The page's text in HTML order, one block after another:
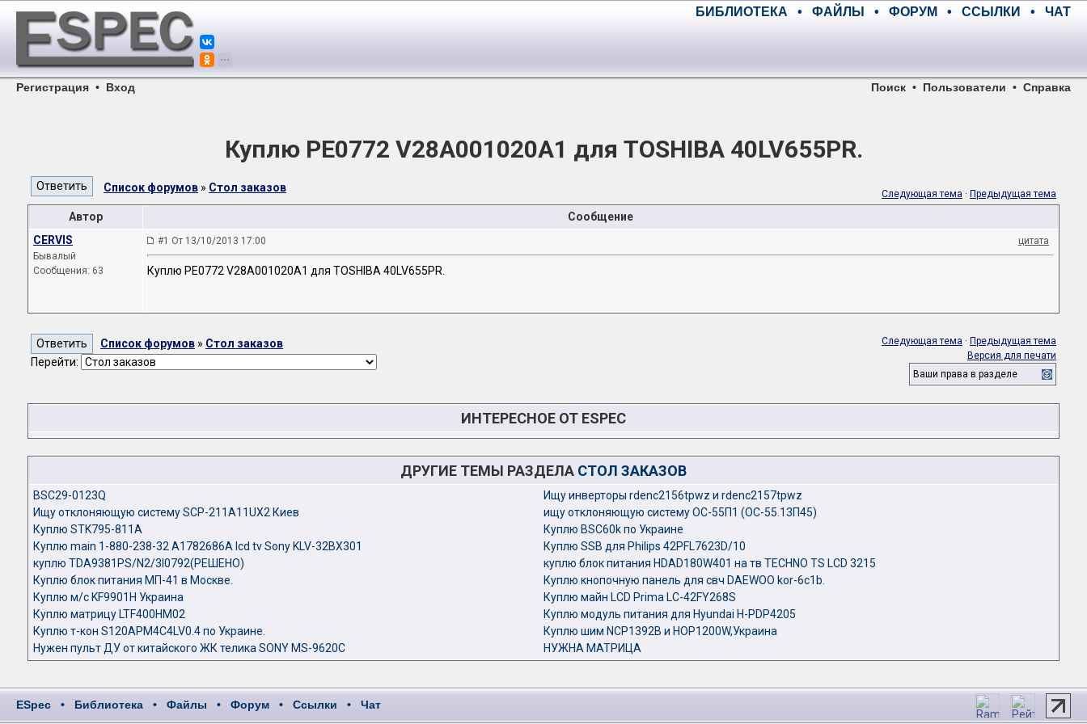
БИБЛИОТЕКА • ФАЙЛЫ • ФОРУМ • ССЫЛКИ • ЧАТ
Регистрация • Вход Поиск • Пользователи • Справка
Куплю PE0772 V28A001020A1 для TOSHIBA 40LV655PR.
Список форумов » Стол заказов Следующая тема · Предыдущая тема
Автор
Сообщение
CERVIS
Бывалый
Сообщения: 63
#1 От 13/10/2013 17:00 цитата
Куплю PE0772 V28A001020A1 для TOSHIBA 40LV655PR.
Список форумов » Стол заказов
Перейти:
Следующая тема · Предыдущая тема
Версия для печати
Ваши права в разделе
ИНТЕРЕСНОЕ ОТ ESPEC
ДРУГИЕ ТЕМЫ РАЗДЕЛА СТОЛ ЗАКАЗОВ
BSC29-0123Q
Ищу инверторы rdenc2156tpwz и rdenc2157tpwz
Ищу отклоняющую систему SCP-211A11UX2 Киев
ищу отклоняющую систему ОС-55П1 (ОС-55.13П45)
Куплю STK795-811A
Куплю BSC60k по Украине
Куплю main 1-880-238-32 A1782686A lcd tv Sony KLV-32BX301
Куплю SSB для Philips 42PFL7623D/10
куплю TDA9381PS/N2/3I0792(РЕШЕНО)
куплю блок питания HDAD180W401 на тв TECHNO TS LCD 3215
Куплю блок питания МП-41 в Москве.
Куплю кнопочную панель для свч DAEWOO kor-6c1b.
Куплю м/c KF9901H Украина
Куплю майн LCD Prima LC-42FY268S
Куплю матрицу LTF400HM02
Куплю модуль питания для Hyundai H-PDP4205
Куплю т-кон S120APM4C4LV0.4 по Украине.
Куплю шим NCP1392B и HOP1200W,Украина
Нужен пульт ДУ от китайского ЖК телика SONY MS-9620C
НУЖНА МАТРИЦА
ESpec • Библиотека • Файлы • Форум • Ссылки • Чат